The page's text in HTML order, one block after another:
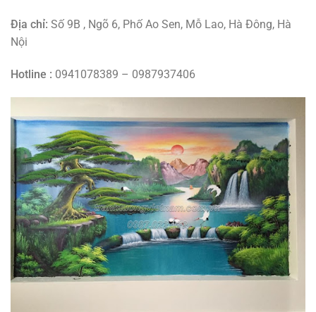
Địa chỉ: Số 9B , Ngõ 6, Phố Ao Sen, Mỗ Lao, Hà Đông, Hà
Nội
Hotline : 0941078389 – 0987937406